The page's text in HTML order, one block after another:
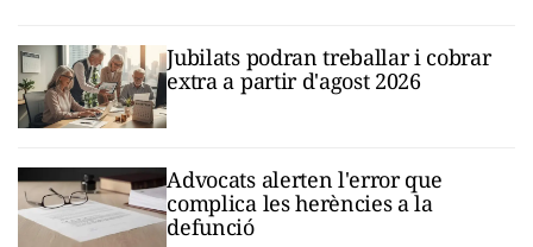
Jubilats podran treballar i cobrar
extra a partir d'agost 2026
Advocats alerten l'error que
complica les herències a la
defunció